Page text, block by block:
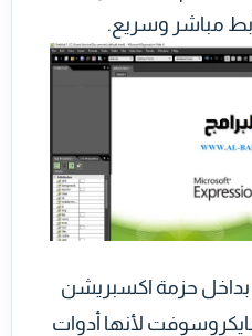
مباشر وسريع.
بداخل حزمة اكسبريشن
لأنها أدوات